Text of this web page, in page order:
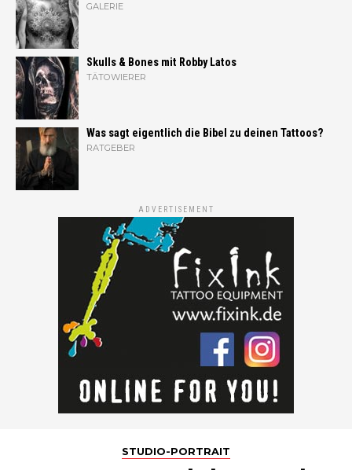
GALERIE
Skulls & Bones mit Robby Latos
TÄTOWIERER
Was sagt eigentlich die Bibel zu deinen Tattoos?
RATGEBER
ADVERTISEMENT
STUDIO-PORTRAIT